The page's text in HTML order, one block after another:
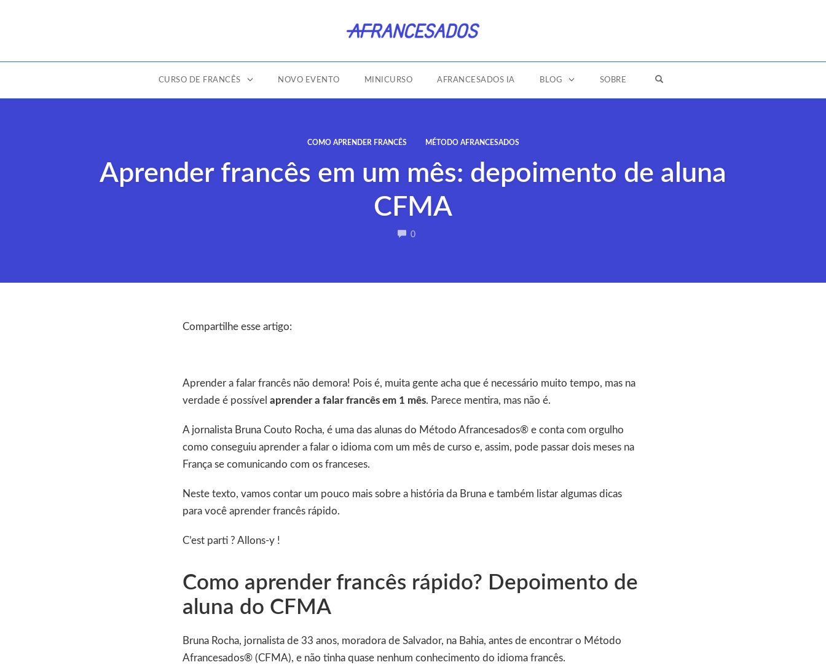
CURSO DE FRANCÊS NOVO EVENTO MINICURSO AFRANCESADOS IA BLOG SOBRE OPEN SEARCH FORM
COMO APRENDER FRANCÊS MÉTODO AFRANCESADOS
Aprender francês em um mês: depoimento de aluna
CFMA
0COMMENTS
Compartilhe esse artigo:
Aprender a falar francês não demora! Pois é, muita gente acha que é necessário muito tempo, mas na
verdade é possível aprender a falar francês em 1 mês. Parece mentira, mas não é.
A jornalista Bruna Couto Rocha, é uma das alunas do Método Afrancesados® e conta com orgulho
como conseguiu aprender a falar o idioma com um mês de curso e, assim, pode passar dois meses na
França se comunicando com os franceses.
Neste texto, vamos contar um pouco mais sobre a história da Bruna e também listar algumas dicas
para você aprender francês rápido.
C’est parti ? Allons-y !
Como aprender francês rápido? Depoimento de
aluna do CFMA
Bruna Rocha, jornalista de 33 anos, moradora de Salvador, na Bahia, antes de encontrar o Método
Afrancesados® (CFMA), e não tinha quase nenhum conhecimento do idioma francês.